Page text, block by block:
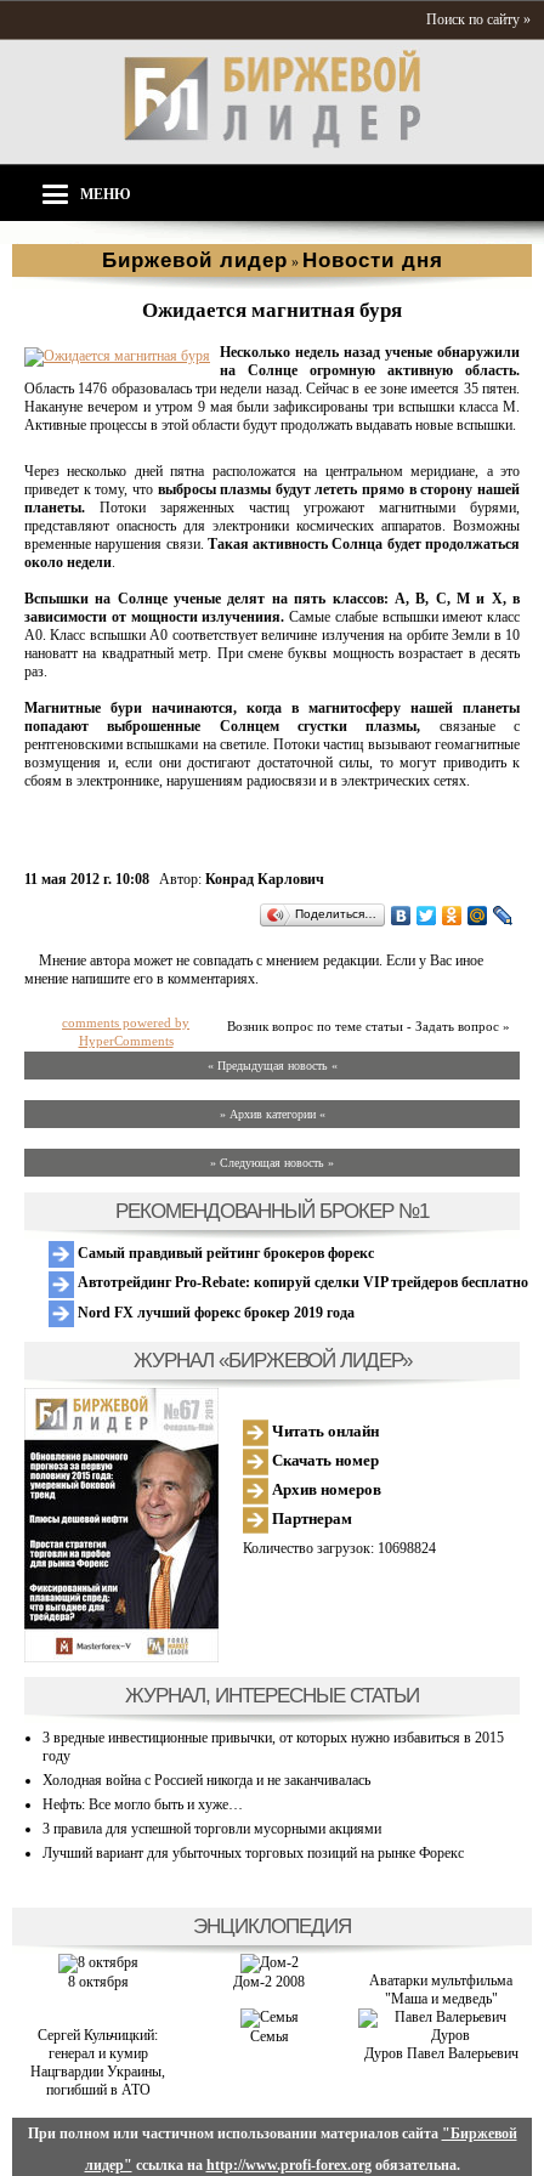
Поиск по сайту »
МЕНЮ
Биржевой лидер » Новости дня
Ожидается магнитная буря
Несколько недель назад ученые обнаружили
на Солнце огромную активную область.
Область 1476 образовалась три недели назад. Сейчас в ее зоне имеется 35 пятен.
Накануне вечером и утром 9 мая были зафиксированы три вспышки класса М.
Активные процессы в этой области будут продолжать выдавать новые вспышки.
Через несколько дней пятна расположатся на центральном меридиане, а это
приведет к тому, что выбросы плазмы будут лететь прямо в сторону нашей
планеты. Потоки заряженных частиц угрожают магнитными бурями,
представляют опасность для электроники космических аппаратов. Возможны
временные нарушения связи. Такая активность Солнца будет продолжаться
около недели.
Вспышки на Солнце ученые делят на пять классов: A, B, C, M и X, в
зависимости от мощности излучениия. Самые слабые вспышки имеют класс
A0. Класс вспышки А0 соответствует величине излучения на орбите Земли в 10
нановатт на квадратный метр. При смене буквы мощность возрастает в десять
раз.
Магнитные бури начинаются, когда в магнитосферу нашей планеты
попадают выброшенные Солнцем сгустки плазмы, связаные с
рентгеновскими вспышками на светиле. Потоки частиц вызывают геомагнитные
возмущения и, если они достигают достаточной силы, то могут приводить к
сбоям в электроннике, нарушениям радиосвязи и в электрических сетях.
11 мая 2012 г. 10:08 Автор: Конрад Карлович
Поделиться…
Мнение автора может не совпадать с мнением редакции. Если у Вас иное
мнение напишите его в комментариях.
Возник вопрос по теме статьи - Задать вопрос »
comments powered by
HyperComments
« Предыдущая новость «
» Архив категории «
» Следующая новость »
РЕКОМЕНДОВАННЫЙ БРОКЕР №1
Самый правдивый рейтинг брокеров форекс
Автотрейдинг Pro-Rebate: копируй сделки VIP трейдеров бесплатно
Nord FX лучший форекс брокер 2019 года
ЖУРНАЛ «БИРЖЕВОЙ ЛИДЕР»
Читать онлайн
Скачать номер
Архив номеров
Партнерам
Количество загрузок: 10698824
ЖУРНАЛ, ИНТЕРЕСНЫЕ СТАТЬИ
3 вредные инвестиционные привычки, от которых нужно избавиться в 2015
году
Холодная война с Россией никогда и не заканчивалась
Нефть: Все могло быть и хуже…
3 правила для успешной торговли мусорными акциями
Лучший вариант для убыточных торговых позиций на рынке Форекс
ЭНЦИКЛОПЕДИЯ
8 октября Дом-2 2008
Аватарки мультфильма
"Маша и медведь"
Сергей Кульчицкий:
генерал и кумир
Нацгвардии Украины,
погибший в АТО
Семья
Дуров Павел Валерьевич
При полном или частичном использовании материалов сайта "Биржевой
лидер" ссылка на http://www.profi-forex.orgобязательна.